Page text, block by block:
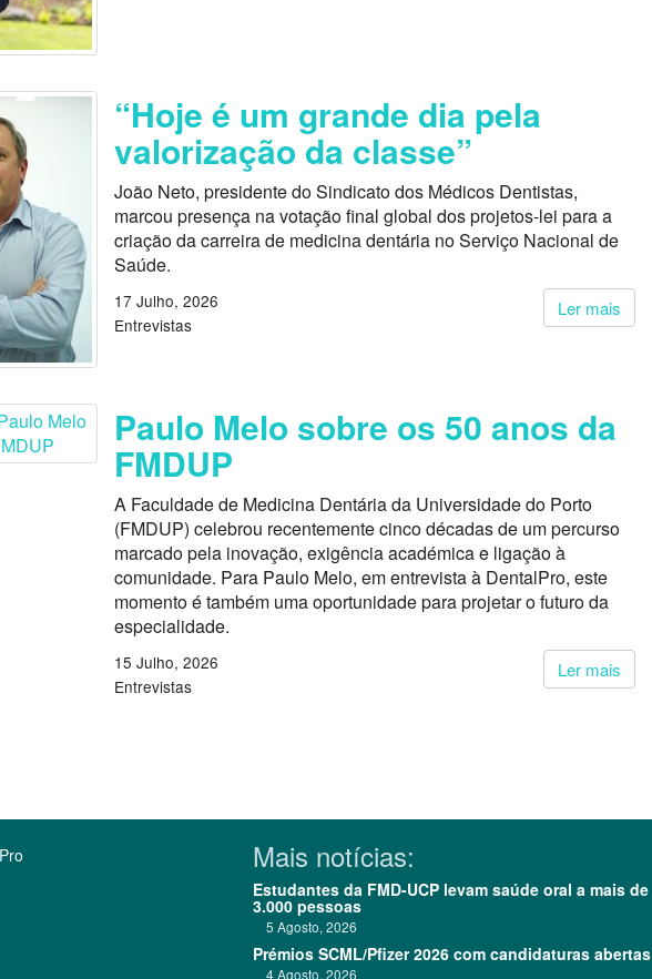
“Hoje é um grande dia pela
valorização da classe”
João Neto, presidente do Sindicato dos Médicos Dentistas,
marcou presença na votação final global dos projetos-lei para a
criação da carreira de medicina dentária no Serviço Nacional de
Saúde.
Ler mais
17 Julho, 2026
Entrevistas
Paulo Melo sobre os 50 anos da
FMDUP
A Faculdade de Medicina Dentária da Universidade do Porto
(FMDUP) celebrou recentemente cinco décadas de um percurso
marcado pela inovação, exigência académica e ligação à
comunidade. Para Paulo Melo, em entrevista à DentalPro, este
momento é também uma oportunidade para projetar o futuro da
especialidade.
Ler mais
15 Julho, 2026
Entrevistas
Mais notícias:
Estudantes da FMD-UCP levam saúde oral a mais de
3.000 pessoas
5 Agosto, 2026
Prémios SCML/Pfizer 2026 com candidaturas abertas
4 Agosto, 2026